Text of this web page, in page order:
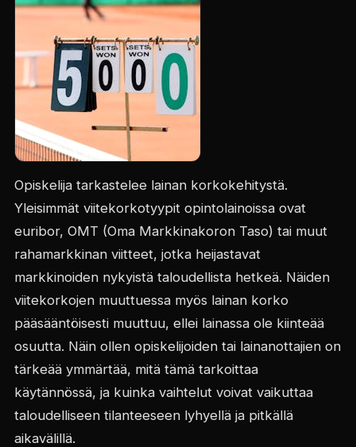
Opiskelija tarkastelee lainan korkokehitystä.
Yleisimmät viitekorkotyypit opintolainoissa ovat
euribor, OMT (Oma Markkinakoron Taso) tai muut
rahamarkkinan viitteet, jotka heijastavat
markkinoiden nykyistä taloudellista hetkeä. Näiden
viitekorkojen muuttuessa myös lainan korko
pääsääntöisesti muuttuu, ellei lainassa ole kiinteää
osuutta. Näin ollen opiskelijoiden tai lainanottajien on
tärkeää ymmärtää, mitä tämä tarkoittaa
käytännössä, ja kuinka vaihtelut voivat vaikuttaa
taloudelliseen tilanteeseen lyhyellä ja pitkällä
aikavälillä.